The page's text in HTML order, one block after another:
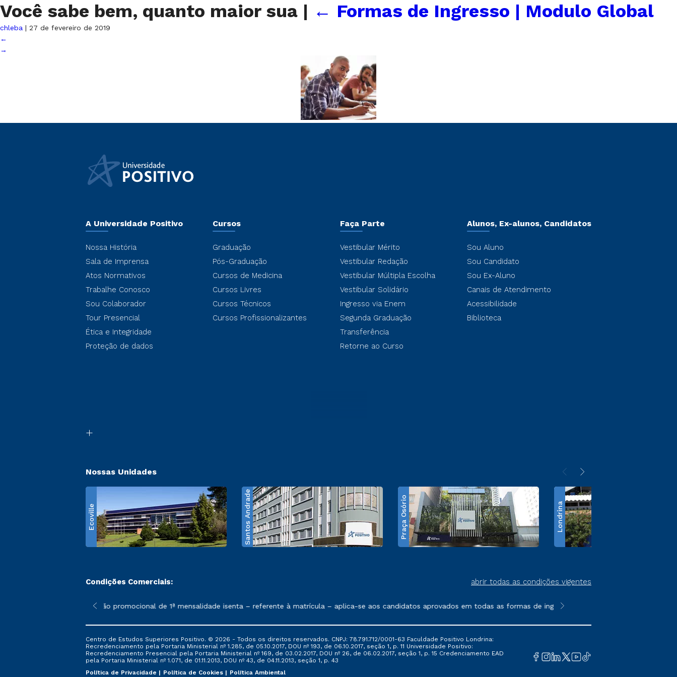
Você sabe bem, quanto maior sua | ← Formas de Ingresso | Modulo Global
chleba | 27 de fevereiro de 2019
←
→
A Universidade Positivo
Nossa História
Sala de Imprensa
Atos Normativos
Trabalhe Conosco
Sou Colaborador
Tour Presencial
Ética e Integridade
Proteção de dados
Cursos
Graduação
Pós-Graduação
Cursos de Medicina
Cursos Livres
Cursos Técnicos
Cursos Profissionalizantes
Faça Parte
Vestibular Mérito
Vestibular Redação
Vestibular Múltipla Escolha
Vestibular Solidário
Ingresso via Enem
Segunda Graduação
Transferência
Retorne ao Curso
Alunos, Ex-alunos, Candidatos
Sou Aluno
Sou Candidato
Sou Ex-Aluno
Canais de Atendimento
Acessibilidade
Biblioteca
Nossas Unidades
Ecoville Santos Andrade Praça Osório Londrina
Condições Comerciais: abrir todas as condições vigentes
sofrer alterações nos períodos de rematrícula conforme exposto no contrato de prestação de serviços
*A condição promocional de 1ª mensalidade isenta – referente à matrícula – aplica-se aos candidatos aprovados em todas as formas de ingresso, exceto na prova on-line
**Semipresencial é um formato do
Centro de Estudos Superiores Positivo. © 2026 - Todos os direitos reservados. CNPJ: 78.791.712/0001-63 Faculdade Positivo Londrina:
Recredenciamento pela Portaria Ministerial nº 1.285, de 05.10.2017, DOU nº 193, de 06.10.2017, seção 1, p. 11 Universidade Positivo:
Recredenciamento Presencial ​pela Portaria Ministerial nº 169, de 03.02.2017, DOU nº 26, de 06.02.2017, seção 1, p. 15 Credenciamento EAD
pela Portaria Ministerial nº 1.071, de 01.11.2013, DOU nº 43, de 04.11.2013, seção 1, p. 43
Política de Privacidade
Política de Cookies Política Ambiental